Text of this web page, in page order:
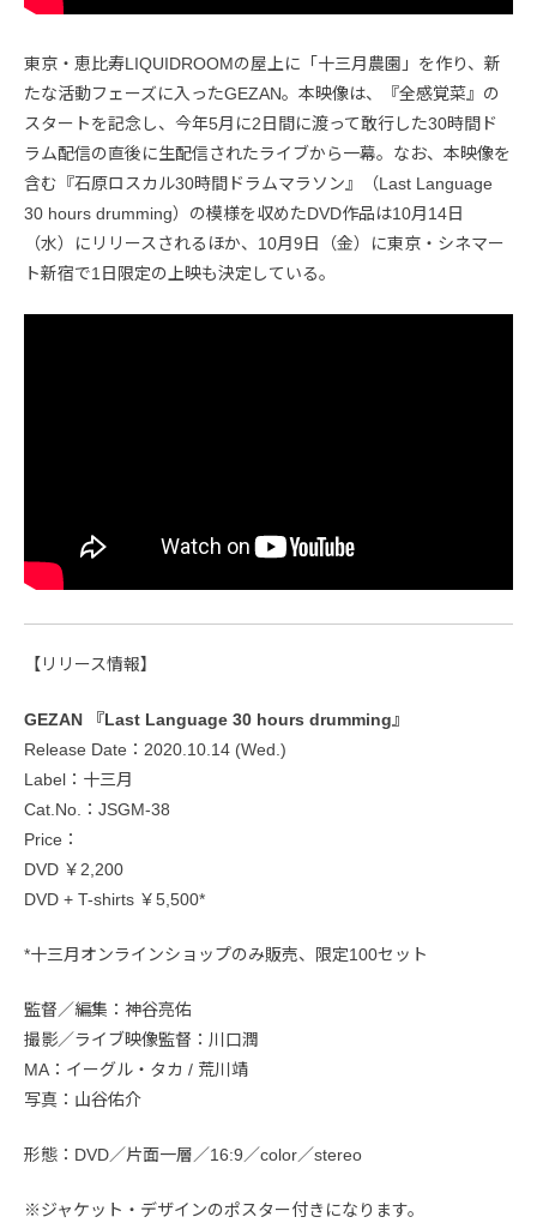
東京・恵比寿LIQUIDROOMの屋上に「十三月農園」を作り、新
たな活動フェーズに入ったGEZAN。本映像は、『全感覚菜』の
スタートを記念し、今年5月に2日間に渡って敢行した30時間ド
ラム配信の直後に生配信されたライブから一幕。なお、本映像を
含む『石原ロスカル30時間ドラムマラソン』（Last Language
30 hours drumming）の模様を収めたDVD作品は10月14日
（水）にリリースされるほか、10月9日（金）に東京・シネマー
ト新宿で1日限定の上映も決定している。
【リリース情報】
GEZAN 『Last Language 30 hours drumming』
Release Date：2020.10.14 (Wed.)
Label：十三月
Cat.No.：JSGM-38
Price：
DVD ￥2,200
DVD + T-shirts ￥5,500*
*十三月オンラインショップのみ販売、限定100セット
監督／編集：神谷亮佑
撮影／ライブ映像監督：川口潤
MA：イーグル・タカ / 荒川靖
写真：山谷佑介
形態：DVD／片面一層／16:9／color／stereo
※ジャケット・デザインのポスター付きになります。